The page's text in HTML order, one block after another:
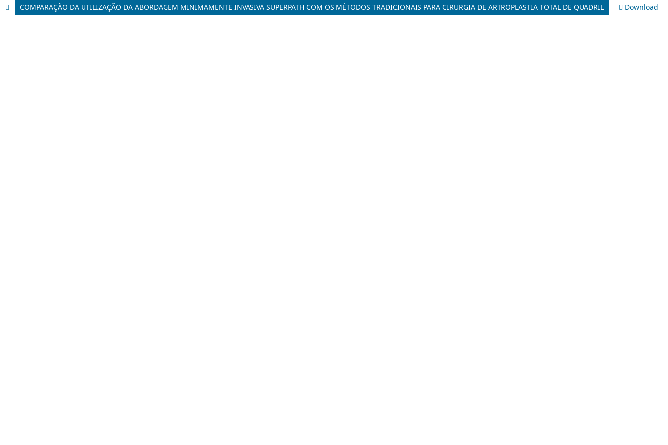
COMPARAÇÃO DA UTILIZAÇÃO DA ABORDAGEM MINIMAMENTE INVASIVA SUPERPATH COM OS MÉTODOS TRADICIONAIS PARA CIRURGIA DE ARTROPLASTIA TOTAL DE QUADRIL Download